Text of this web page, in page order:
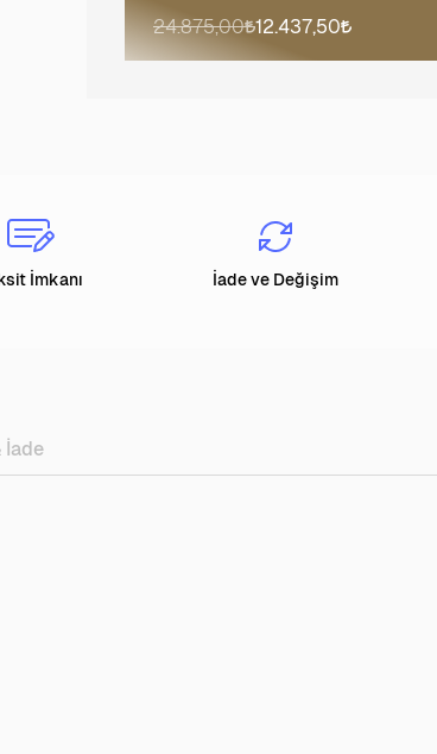
24.875,00 12.437,50
İmkanı İade ve Değişim
İade